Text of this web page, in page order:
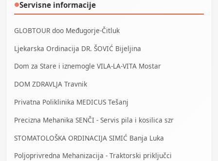
●Servisne informacije
GLOBTOUR doo Međugorje-Čitluk
Ljekarska Ordinacija DR. ŠOVIĆ Bijeljina
Dom za Stare i iznemogle VILA-LA-VITA Mostar
DOM ZDRAVLJA Travnik
Privatna Poliklinika MEDICUS Tešanj
Precizna Mehanika SENČI - Servis pila i kosilica szr
STOMATOLOŠKA ORDINACIJA SIMIĆ Banja Luka
Poljoprivredna Mehanizacija - Traktorski priključci